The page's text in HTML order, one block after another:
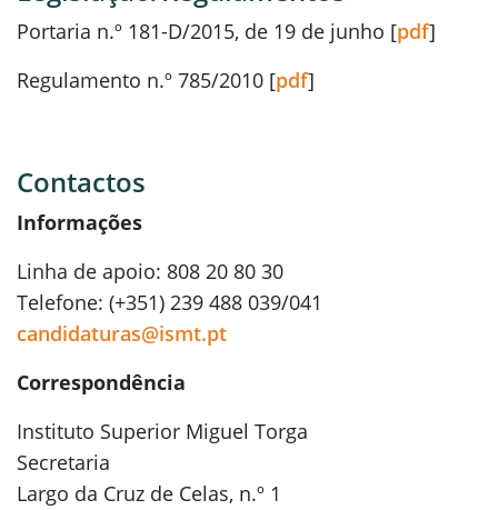
Portaria n.º 181-D/2015, de 19 de junho [pdf]
Regulamento n.º 785/2010 [pdf]
Contactos
Informações
Linha de apoio: 808 20 80 30
Telefone: (+351) 239 488 039/041
candidaturas@ismt.pt
Correspondência
Instituto Superior Miguel Torga
Secretaria
Largo da Cruz de Celas, n.º 1